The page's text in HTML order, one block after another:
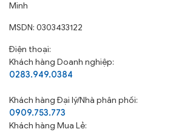
Minh
MSDN: 0303433122
Điện thoại:
Khách hàng Doanh nghiệp:
0283.949.0384
Khách hàngĐại lý/Nhà phân phối:
0909.753.773
Khách hàng Mua Lẻ: